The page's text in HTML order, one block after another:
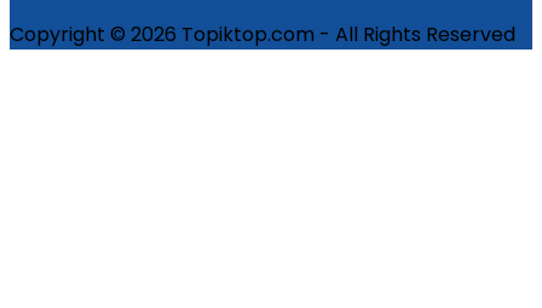
Copyright © 2026 Topiktop.com - All Rights Reserved